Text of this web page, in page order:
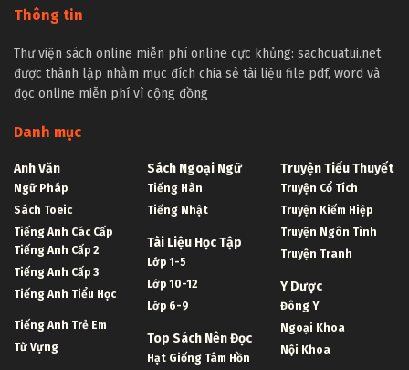
Thông tin
Thư viện sách online miễn phí online cực khủng: sachcuatui.net
được thành lập nhằm mục đích chia sẻ tài liệu file pdf, word và
đọc online miễn phí vì cộng đồng
Danh mục
Anh Văn
Ngữ Pháp
Sách Toeic
Tiếng Anh Các Cấp
Tiếng Anh Cấp 2
Tiếng Anh Cấp 3
Tiếng Anh Tiểu Học
Tiếng Anh Trẻ Em
Từ Vựng
Sách Ngoại Ngữ
Tiếng Hàn
Tiếng Nhật
Tài Liệu Học Tập
Lớp 1-5
Lớp 10-12
Lớp 6-9
Top Sách Nên Đọc
Hạt Giống Tâm Hồn
Truyện Tiểu Thuyết
Truyện Cổ Tích
Truyện Kiếm Hiệp
Truyện Ngôn Tình
Truyện Tranh
Y Dược
Đông Y
Ngoại Khoa
Nội Khoa